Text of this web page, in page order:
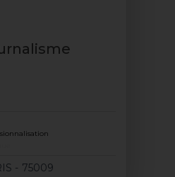
- 75009